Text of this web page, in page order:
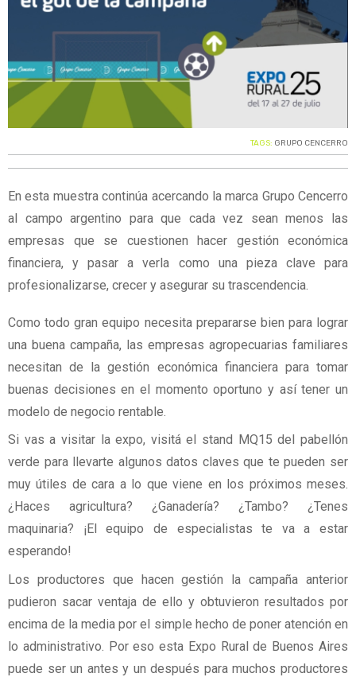
TAGS: GRUPO CENCERRO
En esta muestra continúa acercando la marca Grupo Cencerro
al campo argentino para que cada vez sean menos las
empresas que se cuestionen hacer gestión económica
financiera, y pasar a verla como una pieza clave para
profesionalizarse, crecer y asegurar su trascendencia.
Como todo gran equipo necesita prepararse bien para lograr
una buena campaña, las empresas agropecuarias familiares
necesitan de la gestión económica financiera para tomar
buenas decisiones en el momento oportuno y así tener un
modelo de negocio rentable.
Si vas a visitar la expo, visitá el stand MQ15 del pabellón
verde para llevarte algunos datos claves que te pueden ser
muy útiles de cara a lo que viene en los próximos meses.
¿Haces agricultura? ¿Ganadería? ¿Tambo? ¿Tenes
maquinaria? ¡El equipo de especialistas te va a estar
esperando!
Los productores que hacen gestión la campaña anterior
pudieron sacar ventaja de ello y obtuvieron resultados por
encima de la media por el simple hecho de poner atención en
lo administrativo. Por eso esta Expo Rural de Buenos Aires
puede ser un antes y un después para muchos productores